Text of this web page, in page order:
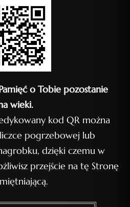
o Tobie pozostanie
wieki.
kod QR można
pogrzebowej lub
dzięki czemu w
przejście na tę Stronę